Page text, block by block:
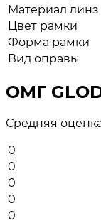
Материал линз
Цвет рамки
Форма рамки
Вид оправы
ОМГ
Средняя
0
0
0
0
0